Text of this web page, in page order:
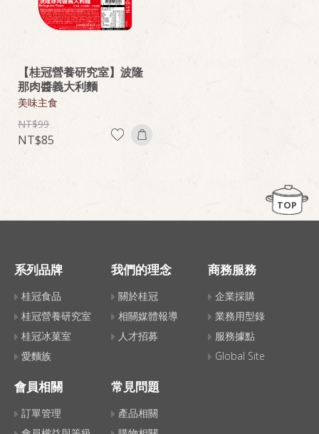
【桂冠營養研究室】波隆
那肉醬義大利麵
美味主食
99
85
TOP
系列品牌
桂冠食品
桂冠營養研究室
桂冠冰菓室
愛麵族
我們的理念
關於桂冠
相關媒體報導
人才招募
商務服務
企業採購
業務用型錄
服務據點
Global Site
會員相關
訂單管理
常見問題
產品相關